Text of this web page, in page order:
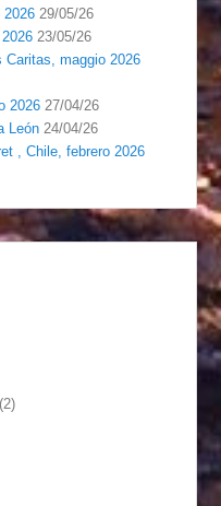
2026 29/05/26
23/05/26
maggio 2026
2026 27/04/26
León 24/04/26
, Chile, febrero 2026